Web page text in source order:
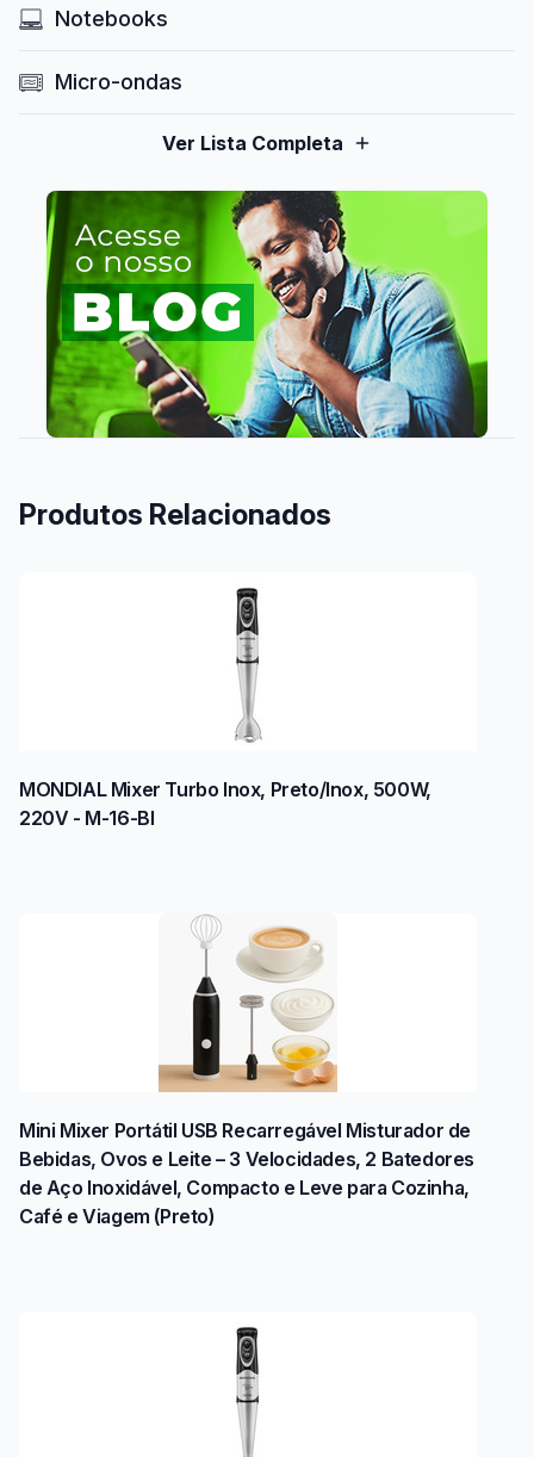
Notebooks
Micro-ondas
Ver Lista Completa
Produtos Relacionados
MONDIAL Mixer Turbo Inox, Preto/Inox, 500W,
220V - M-16-BI
Mini Mixer Portátil USB Recarregável Misturador de
Bebidas, Ovos e Leite – 3 Velocidades, 2 Batedores
de Aço Inoxidável, Compacto e Leve para Cozinha,
Café e Viagem (Preto)